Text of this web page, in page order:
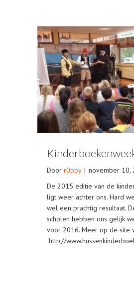
Door r0bby | november 10,
De 2015 editie van de
ligt weer achter ons. Hard
wel een prachtig resultaat.
scholen hebben ons gelijk
voor 2016. Meer op de site
http://